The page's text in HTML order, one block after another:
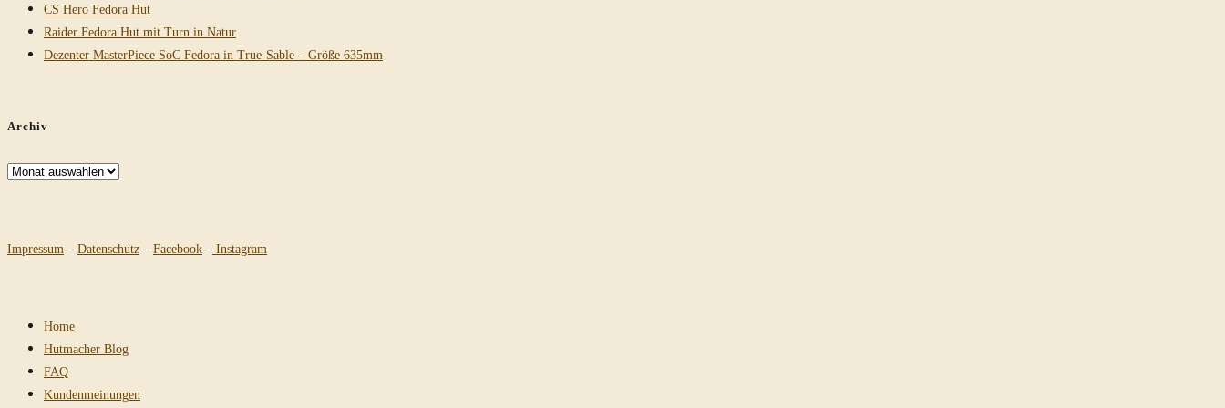
CS Hero Fedora Hut
Raider Fedora Hut mit Turn in Natur
Dezenter MasterPiece SoC Fedora in True-Sable – Größe 635mm
Archiv
Archiv
Impressum – Datenschutz – Facebook – Instagram
Home
Hutmacher Blog
FAQ
Kundenmeinungen